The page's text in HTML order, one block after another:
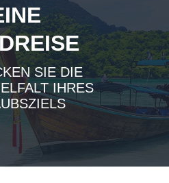
SIE DIE
IHRES